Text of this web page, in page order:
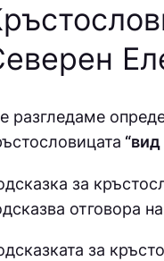
разгледаме
за
отговора
за